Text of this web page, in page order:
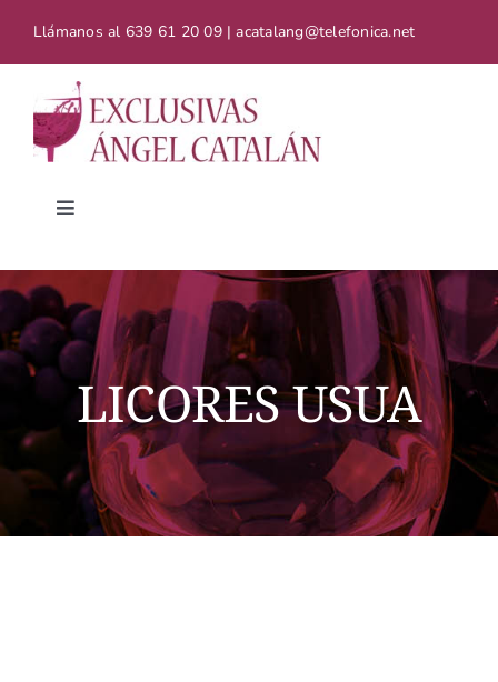
Llámanos al 639 61 20 09 | acatalang@telefonica.net
Toggle
Inicio
Catálogo de vinos
ContactoLICORES USUA